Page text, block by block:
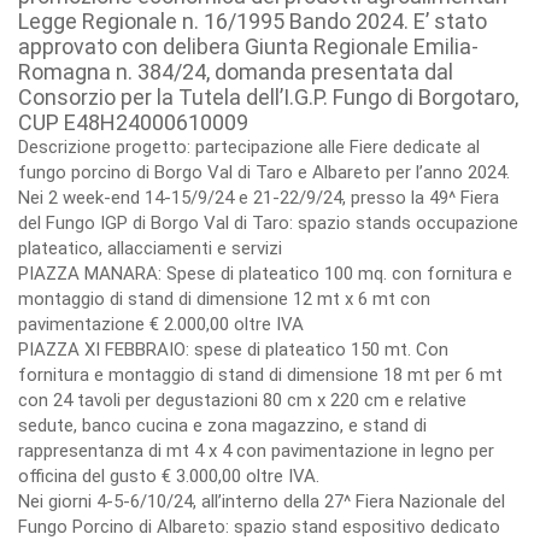
Legge Regionale n. 16/1995 Bando 2024. E’ stato
approvato con delibera Giunta Regionale Emilia-
Romagna n. 384/24, domanda presentata dal
Consorzio per la Tutela dell’I.G.P. Fungo di Borgotaro,
CUP E48H24000610009
Descrizione progetto: partecipazione alle Fiere dedicate al
fungo porcino di Borgo Val di Taro e Albareto per l’anno 2024.
Nei 2 week-end 14-15/9/24 e 21-22/9/24, presso la 49^ Fiera
del Fungo IGP di Borgo Val di Taro: spazio stands occupazione
plateatico, allacciamenti e servizi
PIAZZA MANARA: Spese di plateatico 100 mq. con fornitura e
montaggio di stand di dimensione 12 mt x 6 mt con
pavimentazione € 2.000,00 oltre IVA
PIAZZA XI FEBBRAIO: spese di plateatico 150 mt. Con
fornitura e montaggio di stand di dimensione 18 mt per 6 mt
con 24 tavoli per degustazioni 80 cm x 220 cm e relative
sedute, banco cucina e zona magazzino, e stand di
rappresentanza di mt 4 x 4 con pavimentazione in legno per
officina del gusto € 3.000,00 oltre IVA.
Nei giorni 4-5-6/10/24, all’interno della 27^ Fiera Nazionale del
Fungo Porcino di Albareto: spazio stand espositivo dedicato